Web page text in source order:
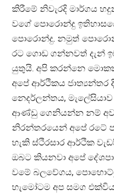
කිරීමේ නිවැරදි මාර්ගය
වගේ පොරොන්දු
පොරොන්දු. නමුත්
රට ගොඩ ගන්නවත් දැන්
යුතුයි. අපි කරන්නෙ
අපේ ආර්ථිකය ජාත්‍යන්තර
නෙදර්ලන්තය,
ආණ්ඩු ගෙනියන්න නම්
නිරන්තරයෙන් අපේ රටේ
හැකි ස්ථිරසාර ආර්ථික
ඔබට කියනවා අපේ
වමේ බලවේගය,
හැමෝටම අප සමග